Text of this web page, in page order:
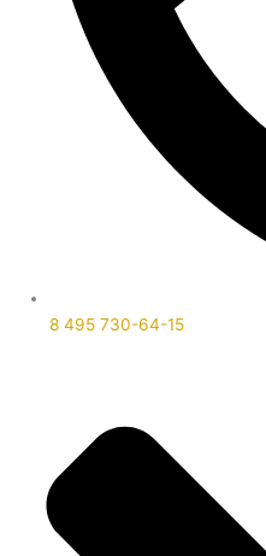
8 495 730-64-15